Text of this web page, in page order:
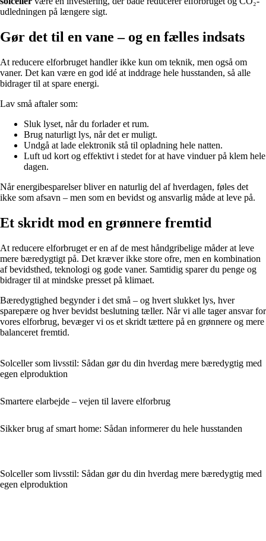
udledningen på længere sigt.
Gør det til en vane – og en fælles indsats
At reducere elforbruget handler ikke kun om teknik, men også om
vaner. Det kan være en god idé at inddrage hele husstanden, så alle
bidrager til at spare energi.
Lav små aftaler som:
Sluk lyset, når du forlader et rum.
Brug naturligt lys, når det er muligt.
Undgå at lade elektronik stå til opladning hele natten.
Luft ud kort og effektivt i stedet for at have vinduer på klem hele
dagen.
Når energibesparelser bliver en naturlig del af hverdagen, føles det
ikke som afsavn – men som en bevidst og ansvarlig måde at leve på.
Et skridt mod en grønnere fremtid
At reducere elforbruget er en af de mest håndgribelige måder at leve
mere bæredygtigt på. Det kræver ikke store ofre, men en kombination
af bevidsthed, teknologi og gode vaner. Samtidig sparer du penge og
bidrager til at mindske presset på klimaet.
Bæredygtighed begynder i det små – og hvert slukket lys, hver
sparepære og hver bevidst beslutning tæller. Når vi alle tager ansvar for
vores elforbrug, bevæger vi os et skridt tættere på en grønnere og mere
balanceret fremtid.
Solceller som livsstil: Sådan gør du din hverdag mere bæredygtig med
egen elproduktion
Smartere elarbejde – vejen til lavere elforbrug
Sikker brug af smart home: Sådan informerer du hele husstanden
Solceller som livsstil: Sådan gør du din hverdag mere bæredygtig med
egen elproduktion